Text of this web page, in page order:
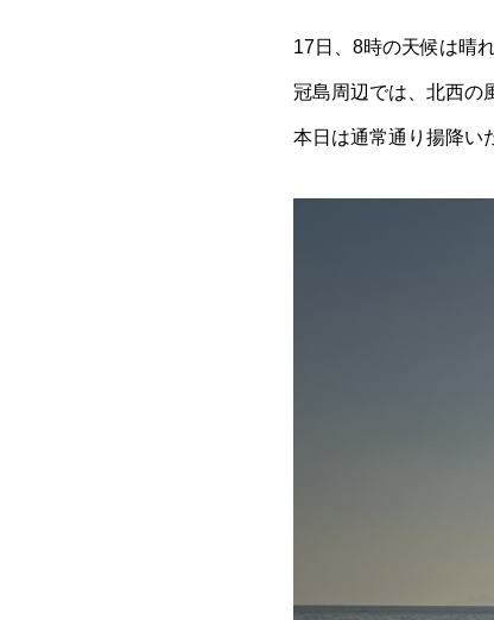
17日、8時の天候は晴
冠島周辺では、北西の
本日は通常通り揚降い